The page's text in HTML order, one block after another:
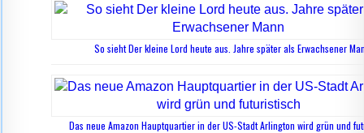
So sieht Der kleine Lord heute aus. Jahre später als Erwachsener
Das neue Amazon Hauptquartier in der US-Stadt Arlington wird grün und